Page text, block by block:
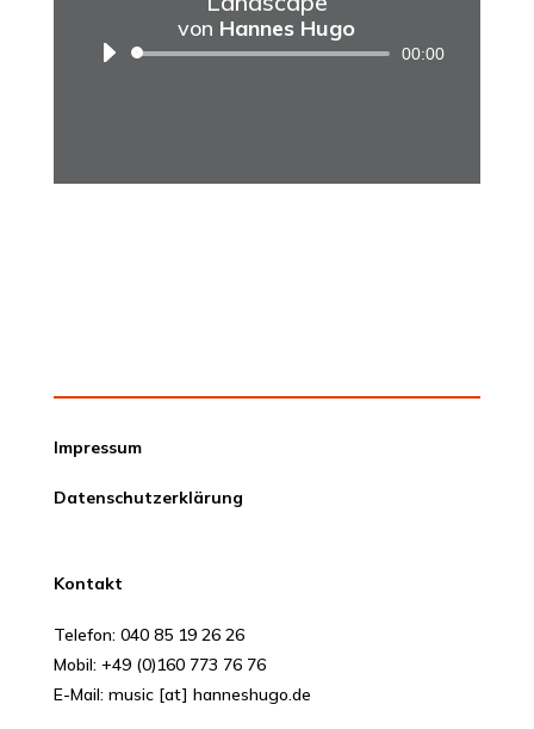
von Hannes Hugo
00:00
Impressum
Datenschutzerklärung
Kontakt
Telefon: 040 85 19 26 26
Mobil: +49 (0)160 773 76 76
E-Mail: music [at] hanneshugo.de